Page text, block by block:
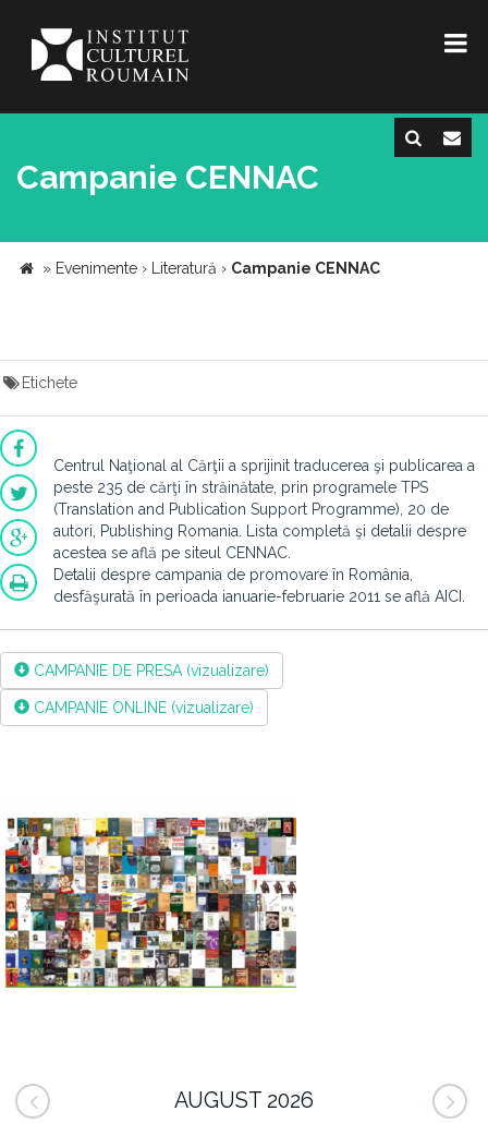
Campanie CENNAC
» Evenimente › Literatură › Campanie CENNAC
Etichete
Centrul Naţional al Cărţii a sprijinit traducerea şi publicarea a
peste 235 de cărţi în străinătate, prin programele TPS
(Translation and Publication Support Programme), 20 de
autori, Publishing Romania. Lista completă şi detalii despre
acestea se află pe siteul CENNAC.
Detalii despre campania de promovare în România,
desfăşurată în perioada ianuarie-februarie 2011 se află AICI.
CAMPANIE DE PRESA (vizualizare)
CAMPANIE ONLINE (vizualizare)
AUGUST 2026